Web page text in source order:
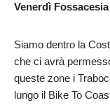
Venerdì
Siamo dentro la
che ci avrà
queste zone i
lungo il Bike To